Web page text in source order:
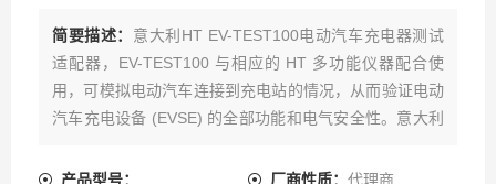
简要描述： 意大利HT EV-TEST100电动汽车充电器测试
适配器，EV-TEST100 与相应的 HT 多功能仪器配合使
用，可模拟电动汽车连接到充电站的情况，从而验证电动
汽车充电设备 (EVSE) 的全部功能和电气安全性。意大利
需购买，可通过爱仪器仪表的客服热线联系我们!
产品型号： 厂商性质： 代理商